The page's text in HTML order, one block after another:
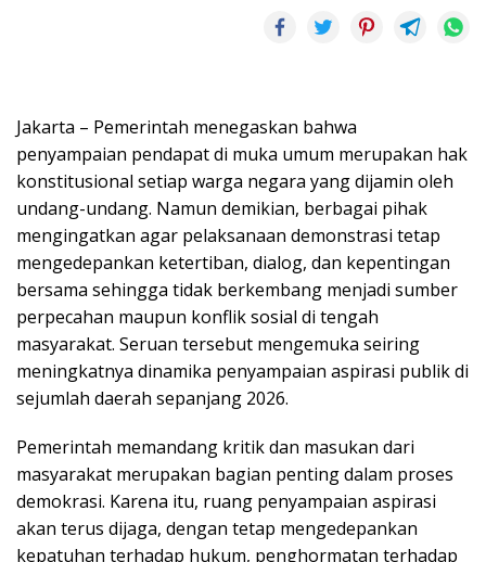
Jakarta – Pemerintah menegaskan bahwa
penyampaian pendapat di muka umum merupakan hak
konstitusional setiap warga negara yang dijamin oleh
undang-undang. Namun demikian, berbagai pihak
mengingatkan agar pelaksanaan demonstrasi tetap
mengedepankan ketertiban, dialog, dan kepentingan
bersama sehingga tidak berkembang menjadi sumber
perpecahan maupun konflik sosial di tengah
masyarakat. Seruan tersebut mengemuka seiring
meningkatnya dinamika penyampaian aspirasi publik di
sejumlah daerah sepanjang 2026.
Pemerintah memandang kritik dan masukan dari
masyarakat merupakan bagian penting dalam proses
demokrasi. Karena itu, ruang penyampaian aspirasi
akan terus dijaga, dengan tetap mengedepankan
kepatuhan terhadap hukum, penghormatan terhadap